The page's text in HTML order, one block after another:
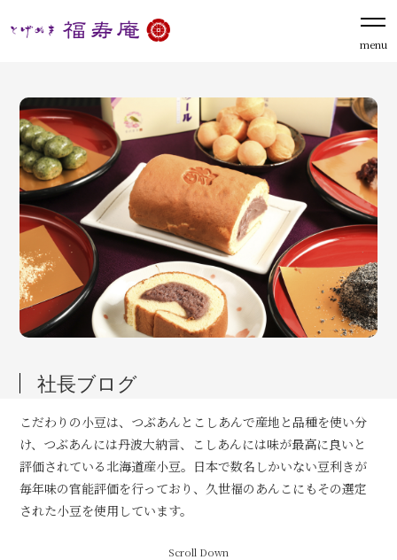
menu
社長ブログ
こだわりの小豆は、つぶあんとこしあんで産地と品種を使い分
け、つぶあんには丹波大納言、こしあんには味が最高に良いと
評価されている北海道産小豆。日本で数名しかいない豆利きが
毎年味の官能評価を行っており、久世福のあんこにもその選定
された小豆を使用しています。
Scroll Down